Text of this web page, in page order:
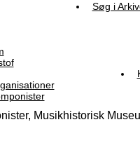
Søg i
Musikhistorisk